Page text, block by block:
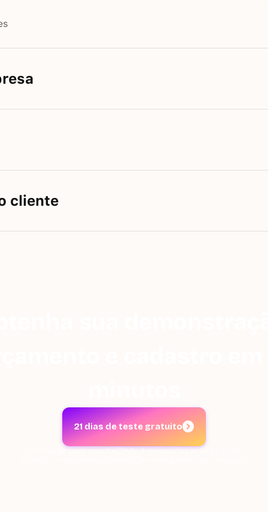
cliente
21 dias de teste gratuito
21 dias de teste gratuito
Não é necessário cartão de crédito